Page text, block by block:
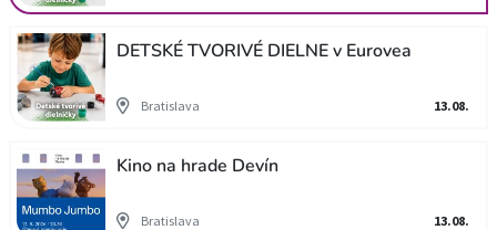
DETSKÉ TVORIVÉ DIELNE v Eurovea
Bratislava 13.08.
Kino na hrade Devín
Bratislava 13.08.